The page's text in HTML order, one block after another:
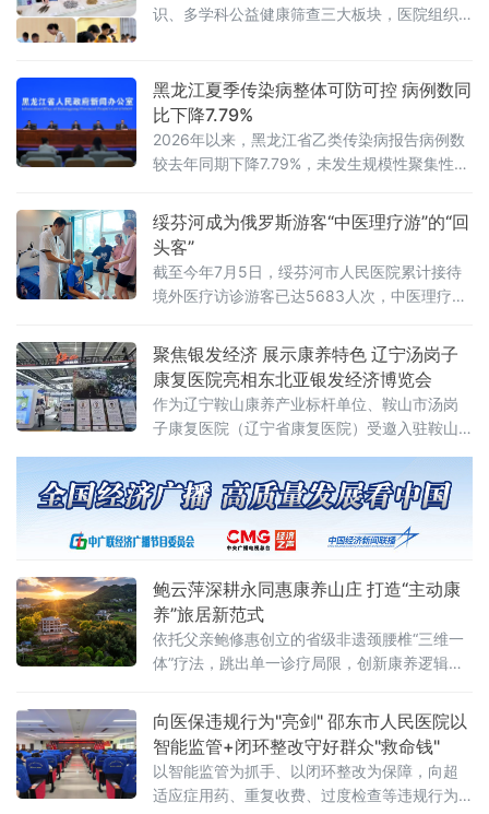
识、多学科公益健康筛查三大板块，医院组织
系统化健康服务。科普课堂上，中医药研究生
讲师
黑龙江夏季传染病整体可防可控 病例数同
比下降7.79%
2026年以来，黑龙江省乙类传染病报告病例数
较去年同期下降7.79%，未发生规模性聚集性疫
夏季传染病总体发病水平较低，整体可防可
控。黑龙江省疾病预防控制局副局长张冰欣在
会上介绍，夏季肠道传染病发病风险较高，诺
如病毒、细菌性感染
绥芬河成为俄罗斯游客“中医理疗游”的“回
头客”
截至今年7月5日，绥芬河市人民医院累计接待
境外医疗访诊游客已达5683人次，中医理疗已
聚焦银发经济 展示康养特色 辽宁汤岗子
康复医院亮相东北亚银发经济博览会
作为辽宁鞍山康养产业标杆单位、鞍山市汤岗
子康复医院（辽宁省康复医院）受邀入驻鞍山
面向海内外客商与中老年群众普及老年康养知
识、传播科学健康理念，全方位展示鞍山特色
鲍云萍深耕永同惠康养山庄 打造“主动康
养”旅居新范式
依托父亲鲍修惠创立的省级非遗颈腰椎“三维一
体”疗法，跳出单一诊疗局限，创新康养逻辑与
林、庄寨、温泉资源，构建“非遗中医+古建+山
野旅居”融合业态，为县域医旅融合、乡村振兴
提供可行样板。
向医保违规行为"亮剑" 邵东市人民医院以
智能监管+闭环整改守好群众"救命钱"
以智能监管为抓手、以闭环整改为保障，向超
适应症用药、重复收费、过度检查等违规行为